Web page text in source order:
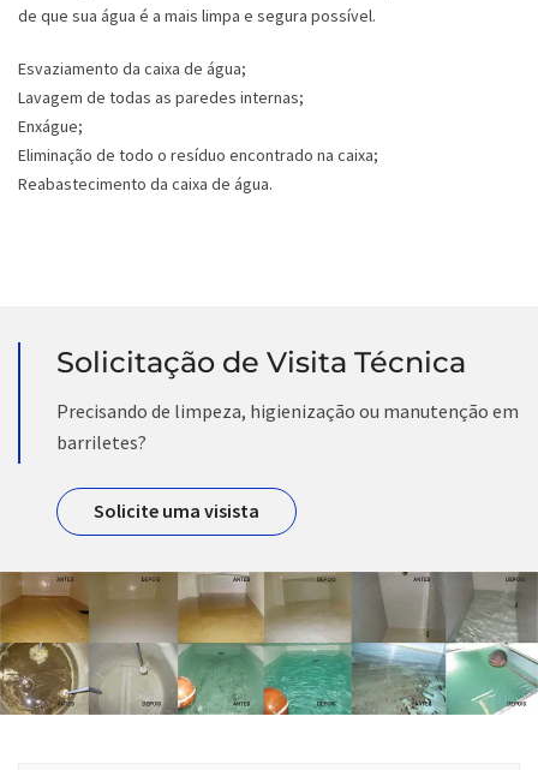
de que sua água é a mais limpa e segura possível.
Esvaziamento da caixa de água;
Lavagem de todas as paredes internas;
Enxágue;
Eliminação de todo o resíduo encontrado na caixa;
Reabastecimento da caixa de água.
Solicitação de Visita Técnica
Precisando de limpeza, higienização ou manutenção em
barriletes?
Solicite uma visista